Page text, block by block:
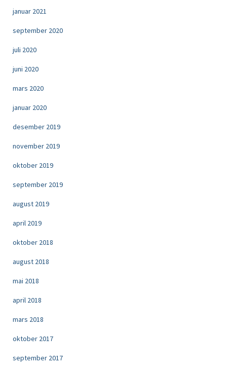
januar 2021
september 2020
juli 2020
juni 2020
mars 2020
januar 2020
desember 2019
november 2019
oktober 2019
september 2019
august 2019
april 2019
oktober 2018
august 2018
mai 2018
april 2018
mars 2018
oktober 2017
september 2017